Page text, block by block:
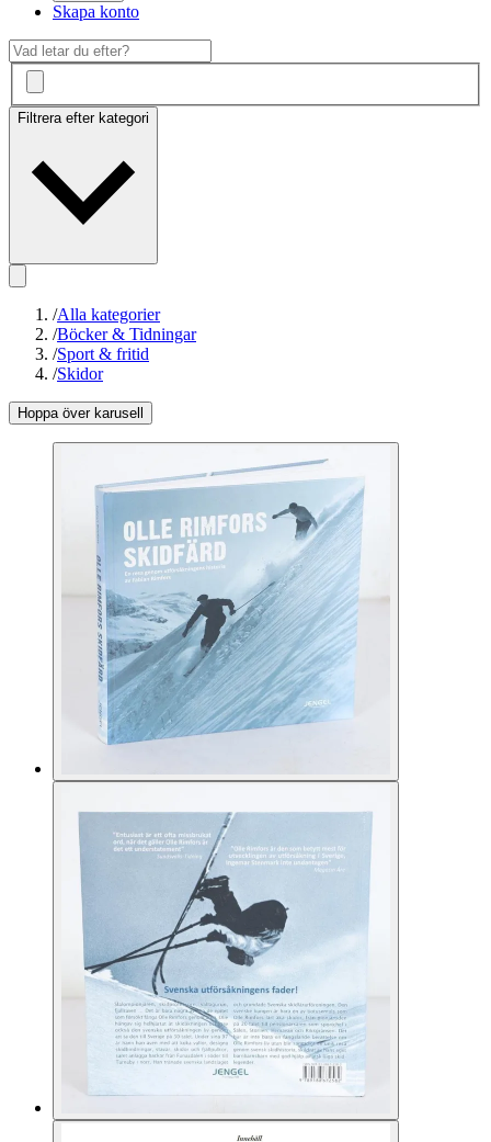
Skapa konto
Filtrera efter kategori
/Alla kategorier
/Böcker & Tidningar
/Sport & fritid
/Skidor
Hoppa över karusell